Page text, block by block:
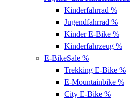
Kinderfahrrad %
Jugendfahrrad %
Kinder E-Bike %
Kinderfahrzeug %
E-BikeSale %
Trekking E-Bike %
E-Mountainbike %
City E-Bike %